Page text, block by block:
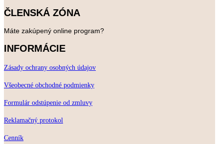
ČLENSKÁ ZÓNA
Máte zakúpený online program?
INFORMÁCIE
Zásady ochrany osobných údajov
Všeobecné obchodné podmienky
Formulár odstúpenie od zmluvy
Reklamačný protokol
Cenník